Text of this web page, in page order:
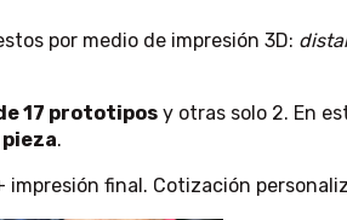
por medio de impresión 3D:
17 prototipos y otras solo 2. En
.
final. Cotización